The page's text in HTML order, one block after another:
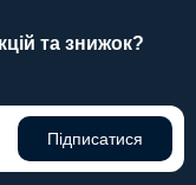
та знижок?
Підписатися